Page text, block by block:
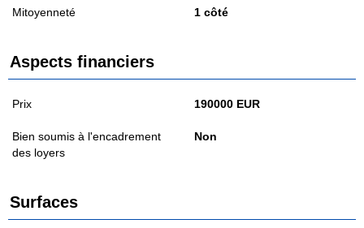
Mitoyenneté 1 côté
Aspects financiers
Prix 190000 EUR
Bien soumis à l'encadrement
des loyers
Non
Surfaces